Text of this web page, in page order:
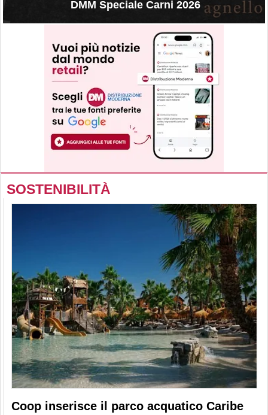
DMM Speciale Carni 2026
SOSTENIBILITÀ
Coop inserisce il parco acquatico Caribe